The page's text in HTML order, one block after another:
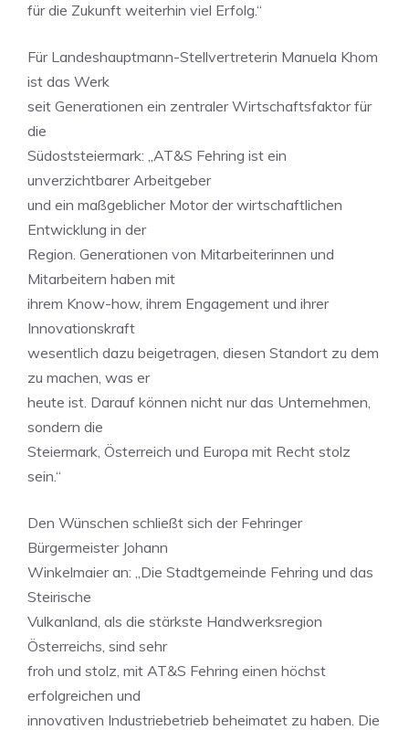
für die Zukunft weiterhin viel Erfolg.“
Für Landeshauptmann-Stellvertreterin Manuela Khom
ist das Werk
seit Generationen ein zentraler Wirtschaftsfaktor für
die
Südoststeiermark: „AT&S Fehring ist ein
unverzichtbarer Arbeitgeber
und ein maßgeblicher Motor der wirtschaftlichen
Entwicklung in der
Region. Generationen von Mitarbeiterinnen und
Mitarbeitern haben mit
ihrem Know-how, ihrem Engagement und ihrer
Innovationskraft
wesentlich dazu beigetragen, diesen Standort zu dem
zu machen, was er
heute ist. Darauf können nicht nur das Unternehmen,
sondern die
Steiermark, Österreich und Europa mit Recht stolz
sein.“
Den Wünschen schließt sich der Fehringer
Bürgermeister Johann
Winkelmaier an: „Die Stadtgemeinde Fehring und das
Steirische
Vulkanland, als die stärkste Handwerksregion
Österreichs, sind sehr
froh und stolz, mit AT&S Fehring einen höchst
erfolgreichen und
innovativen Industriebetrieb beheimatet zu haben. Die